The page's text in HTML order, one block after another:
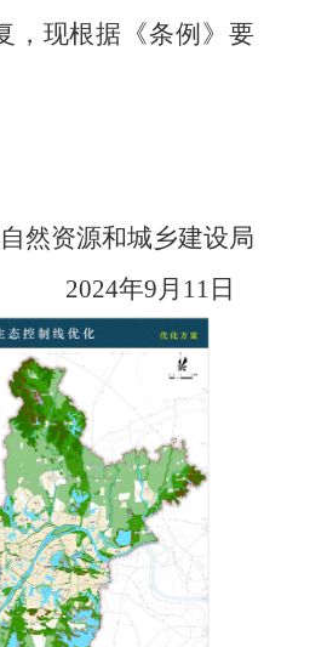
，现根据《条例》要
然资源和城乡建设局
2024年9月 11 日